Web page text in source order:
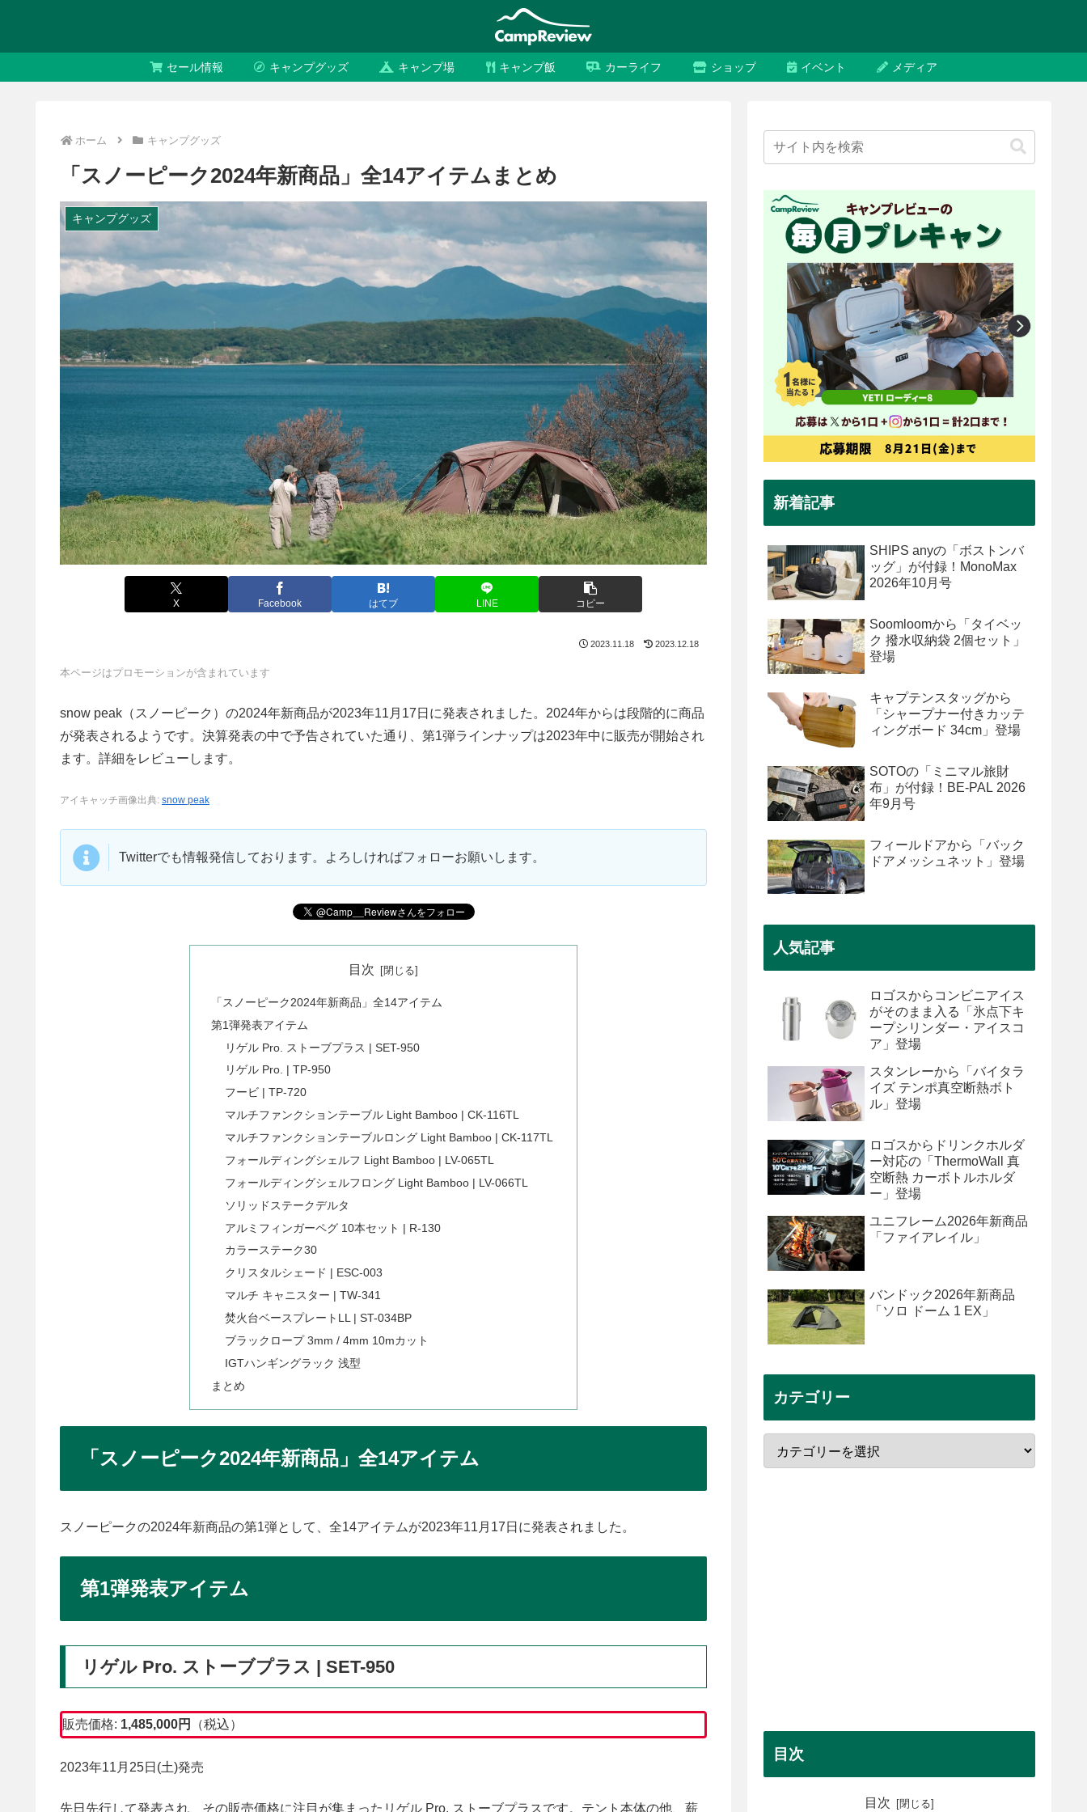
セール情報 キャンプグッズ キャンプ場 キャンプ飯 カーライフ ショップ イベント メディア
ホーム キャンプグッズ
「スノーピーク2024年新商品」全14アイテムまとめ
キャンプグッズ
X Facebook はてブ LINE コピー
2023.11.18 2023.12.18
本ページはプロモーションが含まれています
snow peak（スノーピーク）の2024年新商品が2023年11月17日に発表されました。2024年からは段階的に商品
が発表されるようです。決算発表の中で予告されていた通り、第1弾ラインナップは2023年中に販売が開始され
ます。詳細をレビューします。
アイキャッチ画像出典: snow peak
Twitterでも情報発信しております。よろしければフォローお願いします。
目次
「スノーピーク2024年新商品」全14アイテム
第1弾発表アイテム
リゲル Pro. ストーブプラス | SET-950
リゲル Pro. | TP-950
フービ | TP-720
マルチファンクションテーブル Light Bamboo | CK-116TL
マルチファンクションテーブルロング Light Bamboo | CK-117TL
フォールディングシェルフ Light Bamboo | LV-065TL
フォールディングシェルフロング Light Bamboo | LV-066TL
ソリッドステークデルタ
アルミフィンガーペグ 10本セット | R-130
カラーステーク30
クリスタルシェード​ | ESC-003
マルチ キャニスター | TW-341
焚火台ベースプレートLL | ST-034BP
ブラックロープ 3mm / 4mm 10mカット
IGTハンギングラック 浅型
まとめ
「スノーピーク2024年新商品」全14アイテム
スノーピークの2024年新商品の第1弾として、全14アイテムが2023年11月17日に発表されました。
第1弾発表アイテム
リゲル Pro. ストーブプラス | SET-950
販売価格: 1,485,000円 （税込）
2023年11月25日(土)発売
先日先行して発表され、その販売価格に注目が集まったリゲル Pro. ストーブプラスです。テント本体の他、薪
新着記事
SHIPS anyの「ボストンバ
ッグ」が付録！MonoMax
2026年10月号
Soomloomから「タイベッ
ク 撥水収納袋 2個セット」
登場
キャプテンスタッグから
「シャープナー付きカッテ
ィングボード 34cm」登場
SOTOの「ミニマル旅財
布」が付録！BE-PAL 2026
年9月号
フィールドアから「バック
ドアメッシュネット」登場
人気記事
ロゴスからコンビニアイス
がそのまま入る「氷点下キ
ープシリンダー・アイスコ
ア」登場
スタンレーから「バイタラ
イズ テンポ真空断熱ボト
ル」登場
ロゴスからドリンクホルダ
ー対応の「ThermoWall 真
空断熱 カーボトルホルダ
ー」登場
ユニフレーム2026年新商品
「ファイアレイル」
バンドック2026年新商品
「ソロ ドーム 1 EX」
カテゴリー
目次
目次